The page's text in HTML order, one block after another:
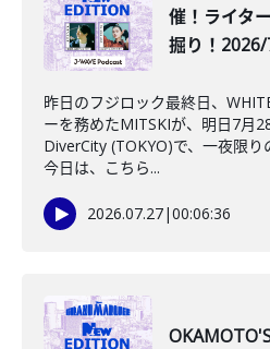
催！ライタ
掘り！
昨日のフジロック最終日、
ーを務めたMITSKIが、明日7月
DiverCity (TOKYO)で、一夜限り
今日は、こちら...
2026.07.27|00:06:36